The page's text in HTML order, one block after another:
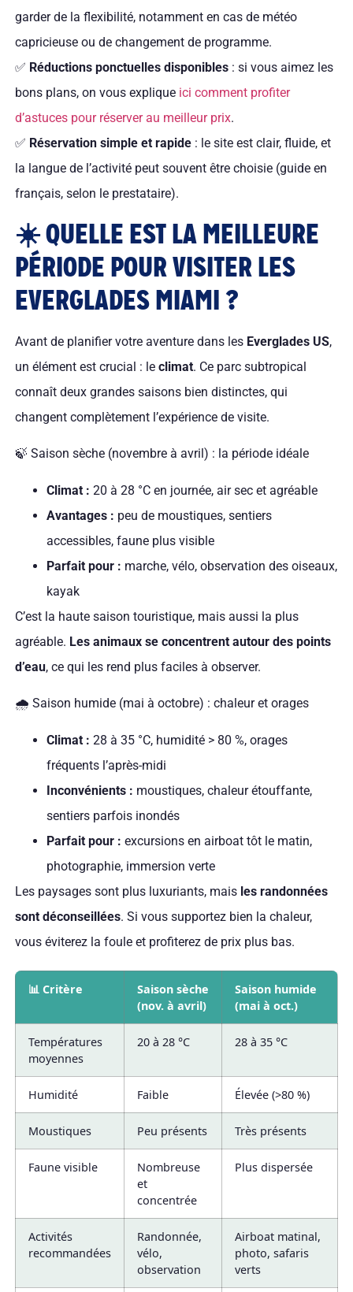
garder de la flexibilité, notamment en cas de météo
capricieuse ou de changement de programme.
✅ Réductions ponctuelles disponibles: si vous aimez les
bons plans, on vous expliqueici comment profiter
d’astuces pour réserver au meilleur prix.
✅ Réservation simple et rapide: le site est clair, fluide, et
la langue de l’activité peut souvent être choisie (guide en
français, selon le prestataire).
☀️ QUELLE EST LA MEILLEURE
PÉRIODE POUR VISITER LES
EVERGLADES MIAMI ?
Avant de planifier votre aventure dans les Everglades US,
un élément est crucial : le climat. Ce parc subtropical
connaît deux grandes saisons bien distinctes, qui
changent complètement l’expérience de visite.
🍃 Saison sèche (novembre à avril) : la période idéale
Climat : 20 à 28 °C en journée, air sec et agréable
Avantages : peu de moustiques, sentiers
accessibles, faune plus visible
Parfait pour : marche, vélo, observation des oiseaux,
kayak
C’est la haute saison touristique, mais aussi la plus
agréable. Les animaux se concentrent autour des points
d’eau, ce qui les rend plus faciles à observer.
🌧️ Saison humide (mai à octobre) : chaleur et orages
Climat : 28 à 35 °C, humidité > 80 %, orages
fréquents l’après-midi
Inconvénients : moustiques, chaleur étouffante,
sentiers parfois inondés
Parfait pour : excursions en airboat tôt le matin,
photographie, immersion verte
Les paysages sont plus luxuriants, mais les randonnées
sont déconseillées. Si vous supportez bien la chaleur,
vous éviterez la foule et profiterez de prix plus bas.
📊 Critère
Saison sèche
(nov. à avril)
Saison humide
(mai à oct.)
Températures
moyennes
20 à 28 °C 28 à 35 °C
Humidité Faible Élevée (>80 %)
Moustiques Peu présents Très présents
Faune visible
Nombreuse
et
concentrée
Plus dispersée
Activités
recommandées
Randonnée,
vélo,
observation
Airboat matinal,
photo, safaris
verts